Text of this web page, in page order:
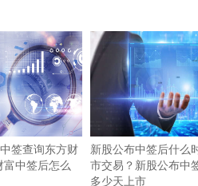
签查询东方财
中签后怎么
新股公布中签后什么
市交易？新股公布中
多少天上市